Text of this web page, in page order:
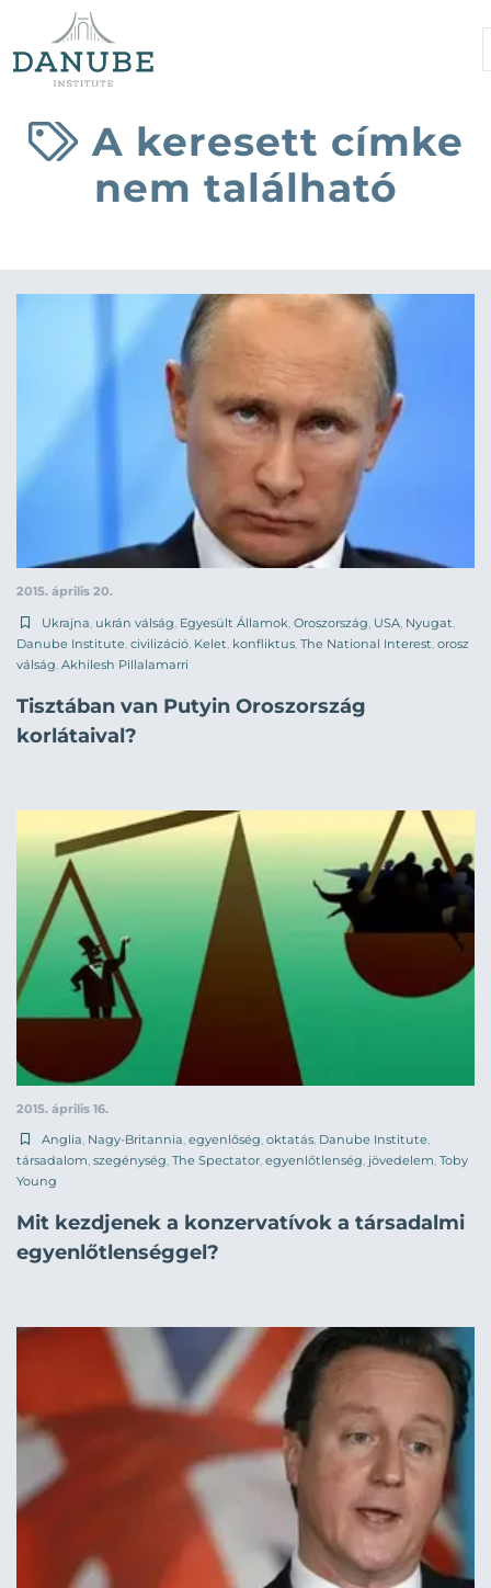
A keresett címke
nem található
2015. április 20.
Ukrajna ukrán válság Egyesült Államok Oroszország USA Nyugat
Danube Institute civilizáció Kelet konfliktus The National Interest orosz
válság Akhilesh Pillalamarri
Tisztában van Putyin Oroszország
korlátaival?
2015. április 16.
Anglia Nagy-Britannia egyenlőség oktatás Danube Institute
társadalom szegénység The Spectator egyenlőtlenség jövedelem Toby
Young
Mit kezdjenek a konzervatívok a társadalmi
egyenlőtlenséggel?